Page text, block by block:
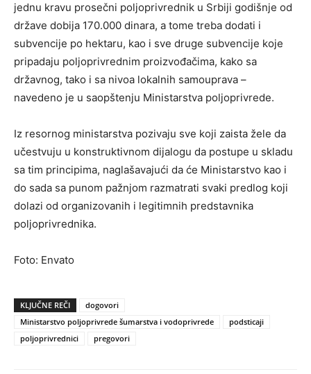
jednu kravu prosečni poljoprivrednik u Srbiji godišnje od
države dobija 170.000 dinara, a tome treba dodati i
subvencije po hektaru, kao i sve druge subvencije koje
pripadaju poljoprivrednim proizvođačima, kako sa
državnog, tako i sa nivoa lokalnih samouprava –
navedeno je u saopštenju Ministarstva poljoprivrede.
Iz resornog ministarstva pozivaju sve koji zaista žele da
učestvuju u konstruktivnom dijalogu da postupe u skladu
sa tim principima, naglašavajući da će Ministarstvo kao i
do sada sa punom pažnjom razmatrati svaki predlog koji
dolazi od organizovanih i legitimnih predstavnika
poljoprivrednika.
Foto: Envato
KLJUČNE REČI
dogovori
Ministarstvo poljoprivrede šumarstva i vodoprivrede
podsticaji
poljoprivrednici
pregovori